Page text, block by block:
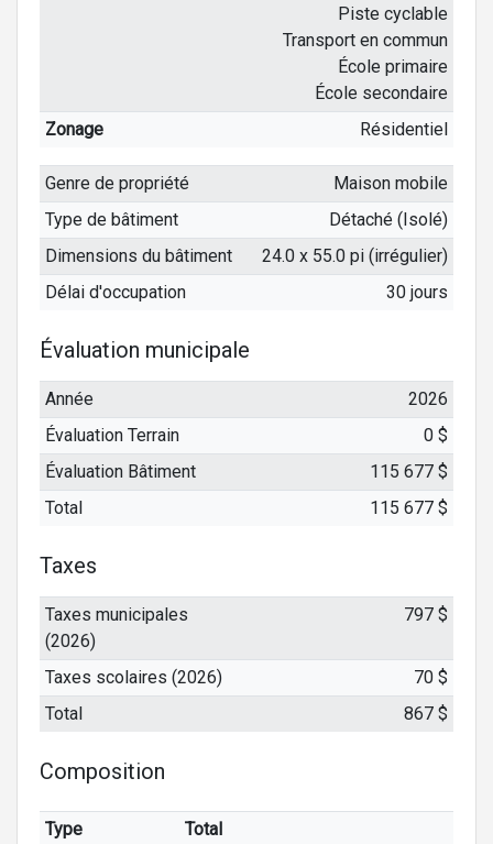
Piste cyclable
Transport en commun
École primaire
École secondaire
Zonage
Résidentiel
Genre de propriété
Maison mobile
Type de bâtiment
Détaché (Isolé)
Dimensions du bâtiment
24.0 x 55.0 pi (irrégulier)
Délai d'occupation
30 jours
Évaluation municipale
Année
2026
Évaluation Terrain
0 $
Évaluation Bâtiment
115 677 $
Total
115 677 $
Taxes
Taxes municipales
(2026)
797 $
Taxes scolaires (2026)
70 $
Total
867 $
Composition
Type Total